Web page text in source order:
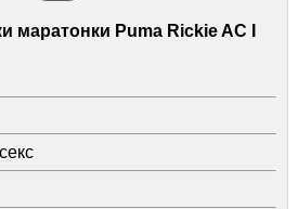
маратонки Puma Rickie AC I